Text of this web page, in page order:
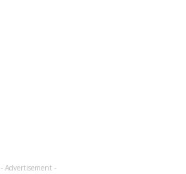
- Advertisement -